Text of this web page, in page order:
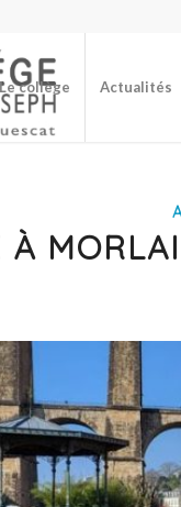
Le collège Actualités
À